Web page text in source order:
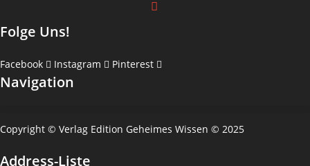
Folge Uns!
Facebook Instagram Pinterest
Navigation
Copyright © Verlag Edition Geheimes Wissen © 2025
Address-Liste